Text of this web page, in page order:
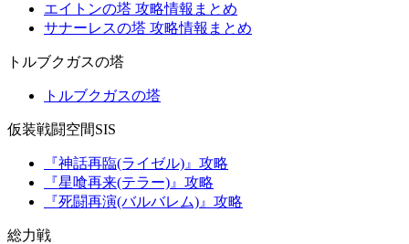
エイトンの塔 攻略情報まとめ
サナーレスの塔 攻略情報まとめ
トルブクガスの塔
トルブクガスの塔
仮装戦闘空間SIS
『神話再臨(ライゼル)』攻略
『星喰再来(テラー)』攻略
『死闘再演(バルバレム)』攻略
総力戦